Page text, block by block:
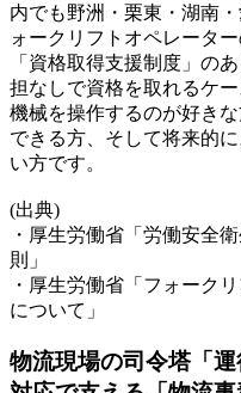
内でも野洲・栗東・湖南
ォークリフトオペレータ
「資格取得支援制度」の
担なしで資格を取れるケ
機械を操作するのが好き
できる方、そして将来的
い方です。
(出典)
・厚生労働省「労働安全
則」
・厚生労働省「フォーク
について」
物流現場の司令塔「